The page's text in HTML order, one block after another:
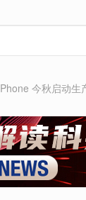
今秋启动生